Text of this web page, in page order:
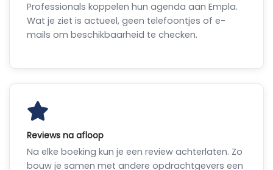
Professionals koppelen hun agenda aan Empla.
Wat je ziet is actueel, geen telefoontjes of e-
mails om beschikbaarheid te checken.
Reviews na afloop
Na elke boeking kun je een review achterlaten. Zo
bouw je samen met andere opdrachtgevers een